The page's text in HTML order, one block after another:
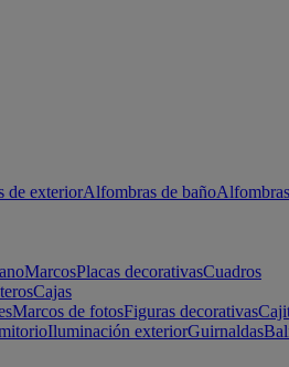
de exteriorAlfombras de baño
MarcosPlacas decorativasCuadros
Cajas
Marcos de fotosFiguras decorativas
Iluminación exteriorGuirnaldas